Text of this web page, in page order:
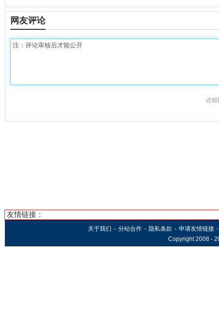
网友评论
还能
友情链接：
关于我们 - 分站合作 - 隐私条款 - 申请友情链接 -
Copyright 2008 -